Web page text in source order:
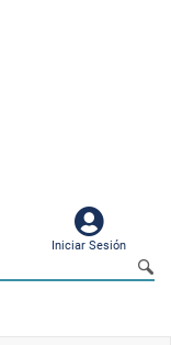
Iniciar Sesión